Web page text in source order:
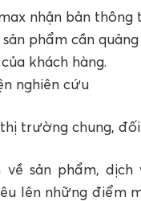
nhận bản thông
phẩm cần
khách hàng.
nghiên cứu
trường chung,
về sản phẩm,
lên những điểm